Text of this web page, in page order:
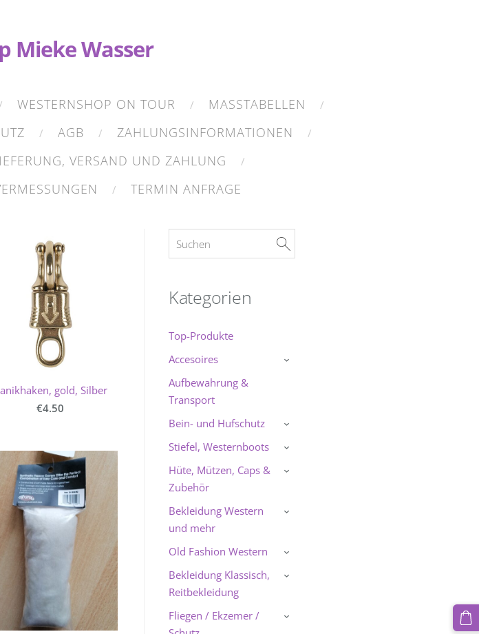
Mieke Wasser
WESTERNSHOP ON TOUR
MASSTABELLEN
AGB
ZAHLUNGSINFORMATIONEN
VERSAND UND ZAHLUNG
TERMIN ANFRAGE
Kategorien
Top-Produkte
Accesoires
›
Aufbewahrung &
Transport
Bein- und Hufschutz
›
Stiefel, Westernboots ›
Hüte, Mützen, Caps &
Zubehör
›
Bekleidung Western
und mehr
›
Old Fashion Western ›
Bekleidung Klassisch,
Reitbekleidung
›
Fliegen / Ekzemer /
›
gold, Silber
€4.50